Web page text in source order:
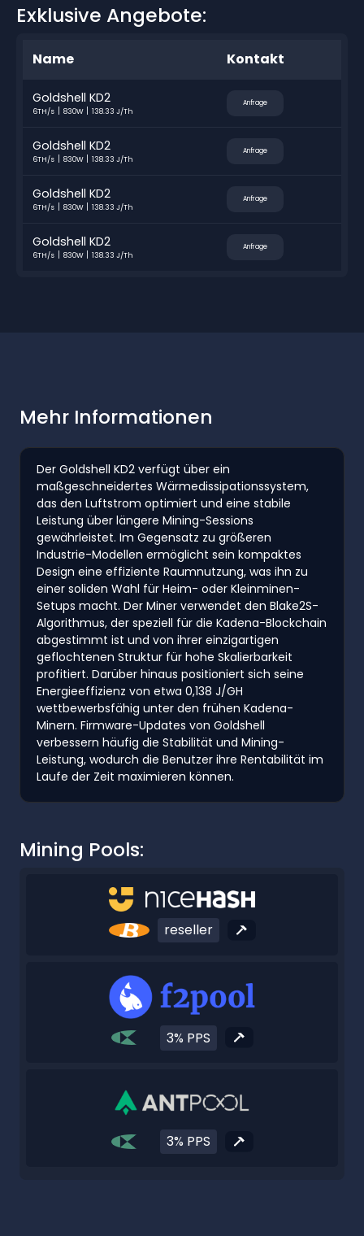
Exklusive Angebote:
Name Kontakt
Goldshell KD2
6TH/s 830W 138.33 J/Th
Anfrage
Goldshell KD2
6TH/s 830W 138.33 J/Th
Anfrage
Goldshell KD2
6TH/s 830W 138.33 J/Th
Anfrage
Goldshell KD2
6TH/s 830W 138.33 J/Th
Anfrage
Mehr Informationen
Der Goldshell KD2 verfügt über ein
maßgeschneidertes Wärmedissipationssystem,
das den Luftstrom optimiert und eine stabile
Leistung über längere Mining-Sessions
gewährleistet. Im Gegensatz zu größeren
Industrie-Modellen ermöglicht sein kompaktes
Design eine effiziente Raumnutzung, was ihn zu
einer soliden Wahl für Heim- oder Kleinminen-
Setups macht. Der Miner verwendet den Blake2S-
Algorithmus, der speziell für die Kadena-Blockchain
abgestimmt ist und von ihrer einzigartigen
geflochtenen Struktur für hohe Skalierbarkeit
profitiert. Darüber hinaus positioniert sich seine
Energieeffizienz von etwa 0,138 J/GH
wettbewerbsfähig unter den frühen Kadena-
Minern. Firmware-Updates von Goldshell
verbessern häufig die Stabilität und Mining-
Leistung, wodurch die Benutzer ihre Rentabilität im
Laufe der Zeit maximieren können.
Mining Pools:
reseller
3% PPS
3% PPS